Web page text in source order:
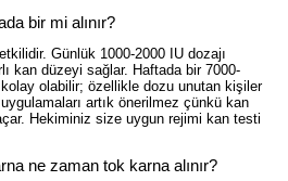
bir mi alınır?
Günlük 1000-2000 IU dozajı
kan düzeyi sağlar. Haftada bir 7000-
olabilir; özellikle dozu unutan kişiler
artık önerilmez çünkü kan
Hekiminiz size uygun rejimi kan testi
ne zaman tok karna alınır?